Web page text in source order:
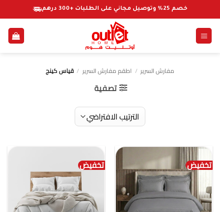
للمحتوى
خصم 25% وتوصيل مجاني على الطلبات +300 درهم
مفارش السرير / اطقم مفارش السرير / قياس كينج
تصفية
تخفيض تخفيض